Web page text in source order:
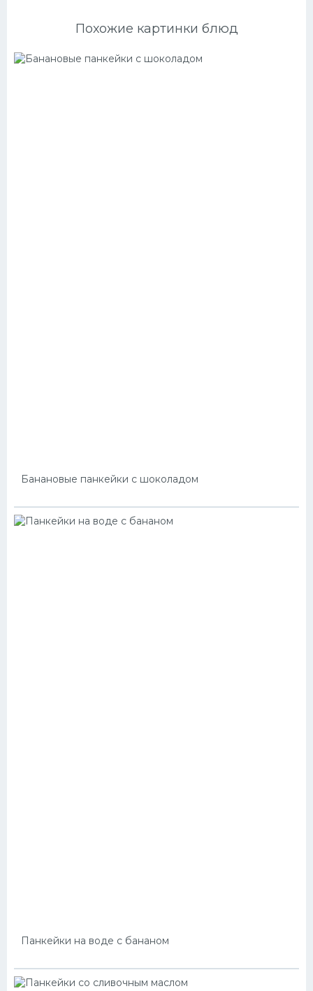
Похожие картинки блюд
Банановые панкейки с шоколадом
Панкейки на воде с бананом